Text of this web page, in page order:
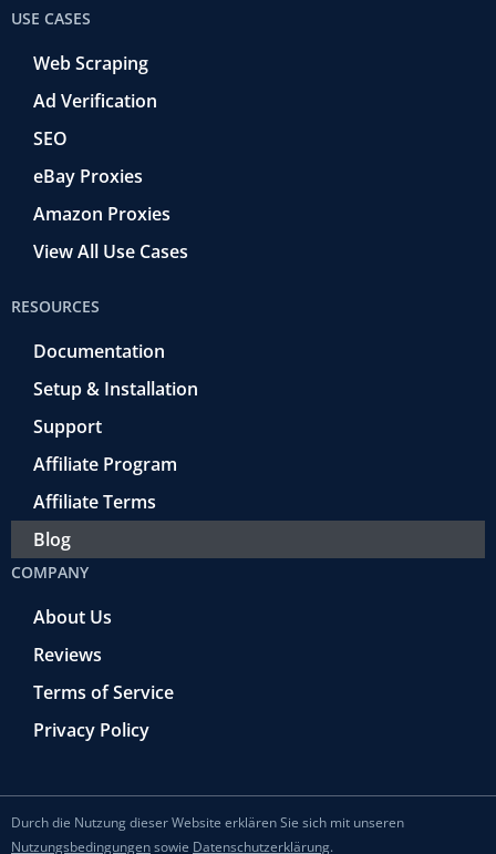
USE CASES
Web Scraping
Ad Verification
SEO
eBay Proxies
Amazon Proxies
View All Use Cases
RESOURCES
Documentation
Setup & Installation
Support
Affiliate Program
Affiliate Terms
Blog
COMPANY
About Us
Reviews
Terms of Service
Privacy Policy
Durch die Nutzung dieser Website erklären Sie sich mit unseren
Nutzungsbedingungensowie Datenschutzerklärung.